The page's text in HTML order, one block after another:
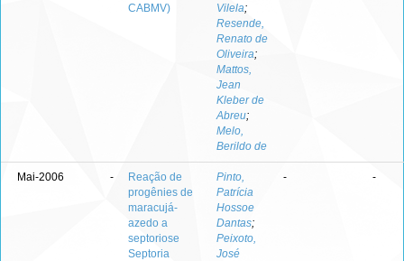
CABMV)
Vilela;
Resende,
Renato de
Oliveira;
Mattos,
Jean
Kleber de
Abreu;
Melo,
Berildo de
Mai-2006 -
Reação de
progênies de
maracujá-
azedo a
septoriose
Septoria
Pinto,
Patrícia
Hossoe
Dantas;
Peixoto,
José
- -